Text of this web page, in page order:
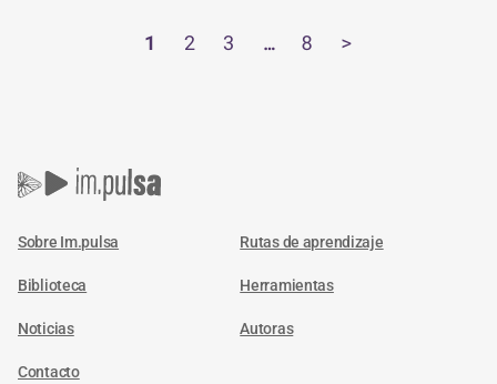
1 2 3 … 8 >
Sobre Im.pulsa Rutas de aprendizaje
Biblioteca Herramientas
Noticias Autoras
Contacto